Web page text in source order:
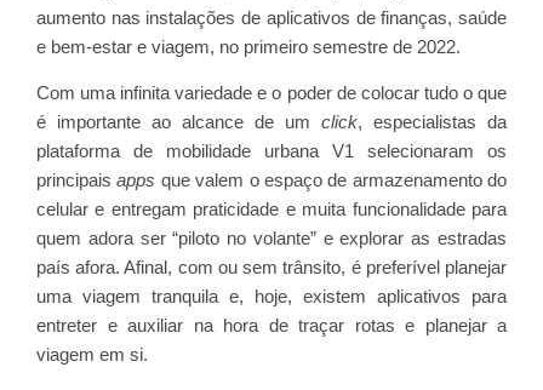
aumento nas instalações de aplicativos de finanças, saúde
e bem-estar e viagem, no primeiro semestre de 2022.
Com uma infinita variedade e o poder de colocar tudo o que
é importante ao alcance de um click, especialistas da
plataforma de mobilidade urbana V1 selecionaram os
principaisapps que valem o espaço de armazenamento do
celular e entregam praticidade e muita funcionalidade para
quem adora ser “piloto no volante” e explorar as estradas
país afora. Afinal, com ou sem trânsito, é preferível planejar
uma viagem tranquila e, hoje, existem aplicativos para
entreter e auxiliar na hora de traçar rotas e planejar a
viagem em si.